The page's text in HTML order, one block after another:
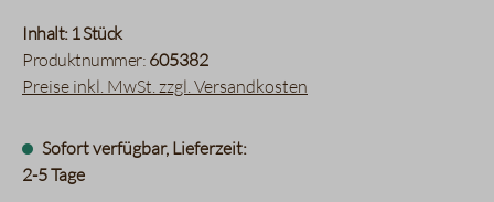
Inhalt: 1 Stück
Produktnummer: 605382
Preise inkl. MwSt. zzgl. Versandkosten
Sofort verfügbar, Lieferzeit:
2-5 Tage